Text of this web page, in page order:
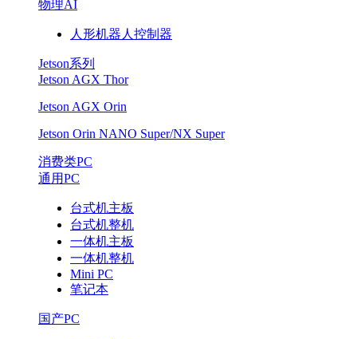
物理AI
人形机器人控制器
Jetson系列
Jetson AGX Thor
Jetson AGX Orin
Jetson Orin NANO Super/NX Super
消费类PC
通用PC
台式机主板
台式机整机
一体机主板
一体机整机
Mini PC
笔记本
国产PC